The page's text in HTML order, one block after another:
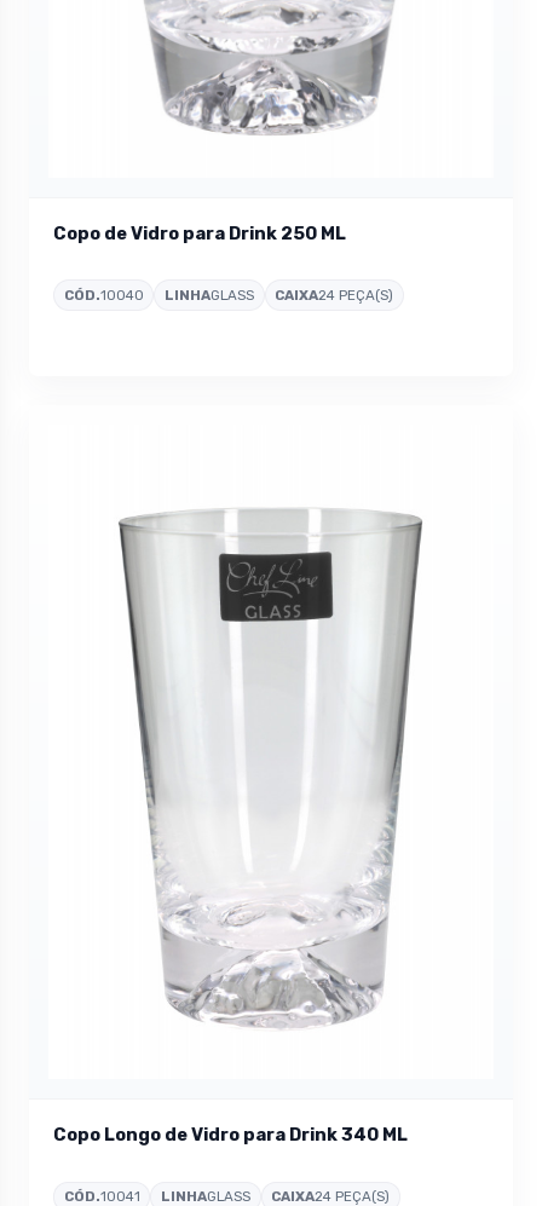
Copo de Vidro para Drink 250 ML
CÓD.10040 LINHAGLASS CAIXA24 PEÇA(S)
Copo Longo de Vidro para Drink 340 ML
CÓD.10041 LINHAGLASS CAIXA24 PEÇA(S)